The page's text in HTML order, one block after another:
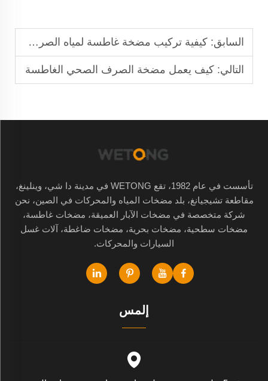
السابق: كيفية تركيب مضخة غاطسة لمياه الصرف الصحي
التالي: كيف يعمل مضخة الصرف الصحي الغاطسة
تأسست في عام 1982، تقع WETONG في مدينة دا شي، وينلينغ،
مقاطعة تشيجيانغ، بلد مضخات المياه والمحركات في الصين، نحن
شركة متخصصة في مضخات الآبار العميقة، مضخات غاطسة،
مضخات سطحية، مضخات بحرية، مضخات ضاغطة، آلات غسل
السيارات والمحركات.
إلمس